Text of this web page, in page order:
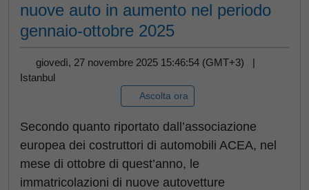
nuove auto in aumento nel periodo
gennaio-ottobre 2025
giovedì, 27 novembre 2025 15:46:54 (GMT+3) |
Istanbul
Ascolta ora
Secondo quanto riportato dall’associazione
europea dei costruttori di automobili ACEA, nel
mese di ottobre di quest’anno, le
immatricolazioni di nuove autovetture